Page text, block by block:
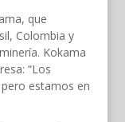
que
Colombia y
Kokama
“Los
estamos en